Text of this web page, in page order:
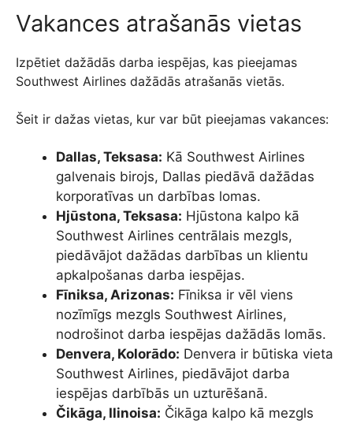
Vakances atrašanās vietas
Izpētiet dažādās darba iespējas, kas pieejamas
Southwest Airlines dažādās atrašanās vietās.
Šeit ir dažas vietas, kur var būt pieejamas vakances:
Dallas, Teksasa: Kā Southwest Airlines
galvenais birojs, Dallas piedāvā dažādas
korporatīvas un darbības lomas.
Hjūstona, Teksasa: Hjūstona kalpo kā
Southwest Airlines centrālais mezgls,
piedāvājot dažādas darbības un klientu
apkalpošanas darba iespējas.
Fīniksa, Arizonas: Fīniksa ir vēl viens
nozīmīgs mezgls Southwest Airlines,
nodrošinot darba iespējas dažādās lomās.
Denvera, Kolorādo: Denvera ir būtiska vieta
Southwest Airlines, piedāvājot darba
iespējas darbībās un uzturēšanā.
Čikāga, Ilinoisa: Čikāga kalpo kā mezgls